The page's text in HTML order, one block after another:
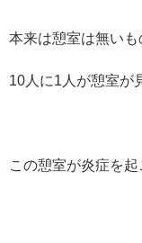
本来は憩室は無いも
10人に1人が憩室が
この憩室が炎症を